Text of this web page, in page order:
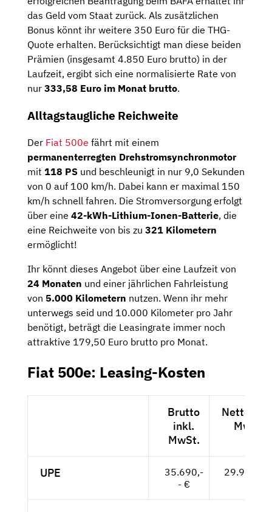
das Geld vom Staat zurück. Als zusätzlichen
Bonus könnt ihr weitere 350 Euro für die THG-
Quote erhalten. Berücksichtigt man diese beiden
Prämien (insgesamt 4.850 Euro brutto) in der
Laufzeit, ergibt sich eine normalisierte Rate von
nur 333,58 Euro im Monat brutto.
Alltagstaugliche Reichweite
Der Fiat 500e fährt mit einem
permanenterregten Drehstromsynchronmotor
mit 118 PS und beschleunigt in nur 9,0 Sekunden
von 0 auf 100 km/h. Dabei kann er maximal 150
km/h schnell fahren. Die Stromversorgung erfolgt
über eine 42-kWh-Lithium-Ionen-Batterie, die
eine Reichweite von bis zu 321 Kilometern
ermöglicht!
Ihr könnt dieses Angebot über eine Laufzeit von
24 Monaten und einer jährlichen Fahrleistung
von 5.000 Kilometern nutzen. Wenn ihr mehr
unterwegs seid und 10.000 Kilometer pro Jahr
benötigt, beträgt die Leasingrate immer noch
attraktive 179,50 Euro brutto pro Monat.
Fiat 500e: Leasing-Kosten
Brutto
inkl.
MwSt.
Netto
MwSt.
UPE
35.690,-
- €
29.992,--